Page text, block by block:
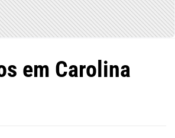
em Carolina